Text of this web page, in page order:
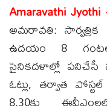
Amaravathi
అమరావతి: సార్వత్రిక
ఉదయం 8
సైనికదళాల్లో పనిచేసే
ఓట్లు, తర్వాత
8.30కు